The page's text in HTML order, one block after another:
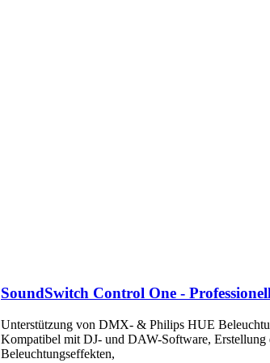
SoundSwitch Control One -
Unterstützung von DMX- & Philips HUE
Kompatibel mit DJ- und DAW-Software,
Beleuchtungseffekten,